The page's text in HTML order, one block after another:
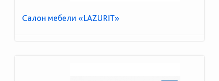
Салон мебели «LAZURIT»